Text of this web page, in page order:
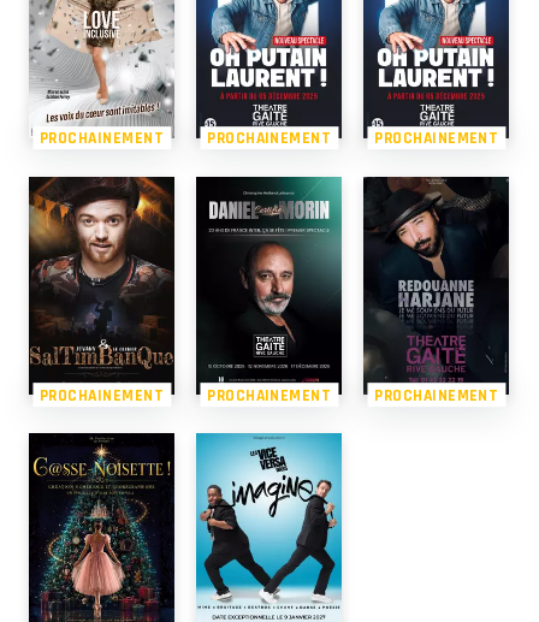
PROCHAINEMENT PROCHAINEMENT PROCHAINEMENT
PROCHAINEMENT PROCHAINEMENT PROCHAINEMENT